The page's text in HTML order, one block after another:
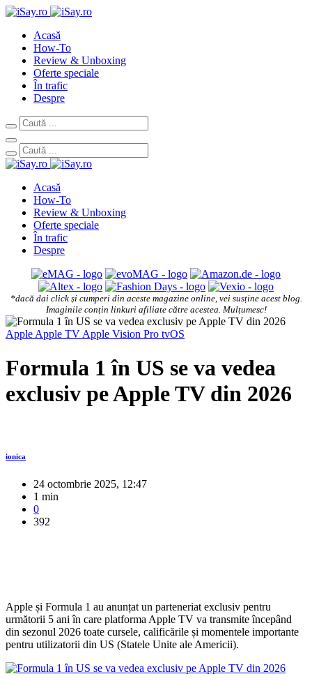
Acasă
How-To
Review & Unboxing
Oferte speciale
În trafic
Despre
Acasă
How-To
Review & Unboxing
Oferte speciale
În trafic
Despre
*dacă dai click și cumperi din aceste magazine online, vei susține acest blog.
Imaginile conțin linkuri afiliate către acestea. Mulțumesc!
Apple Apple TV Apple Vision Pro tvOS
Formula 1 în US se va vedea
exclusiv pe Apple TV din 2026
ionica
24 octombrie 2025, 12:47
1 min
0
392
Apple și Formula 1 au anunțat un parteneriat exclusiv pentru
următorii 5 ani în care platforma Apple TV va transmite începând
din sezonul 2026 toate cursele, calificările și momentele importante
pentru utilizatorii din US (Statele Unite ale Americii).